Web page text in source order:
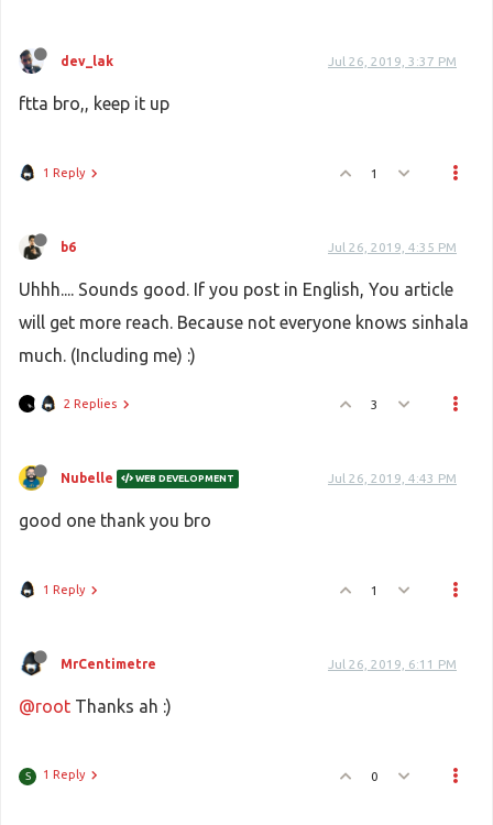
dev_lak Jul 26, 2019, 3:37 PM
ftta bro,, keep it up
1 Reply 1
b6 Jul 26, 2019, 4:35 PM
Uhhh.... Sounds good. If you post in English, You article
will get more reach. Because not everyone knows sinhala
much. (Including me) :)
2 Replies 3
Nubelle WEB DEVELOPMENT Jul 26, 2019, 4:43 PM
good one thank you bro
1 Reply 1
MrCentimetre Jul 26, 2019, 6:11 PM
@root Thanks ah :)
S 1 Reply 0